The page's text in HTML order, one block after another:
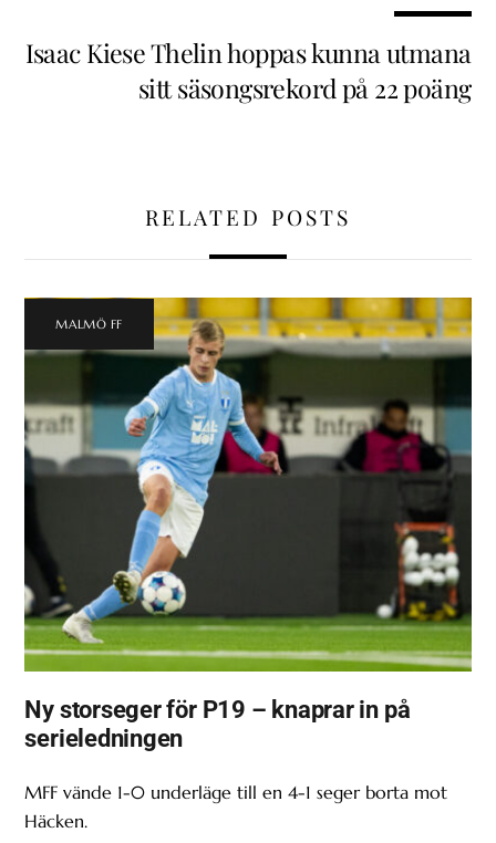
Isaac Kiese Thelin hoppas kunna utmana
sitt säsongsrekord på 22 poäng
RELATED POSTS
MALMÖ FF
Ny storseger för P19 – knaprar in på
serieledningen
MFF vände 1-0 underläge till en 4-1 seger borta mot
Häcken.